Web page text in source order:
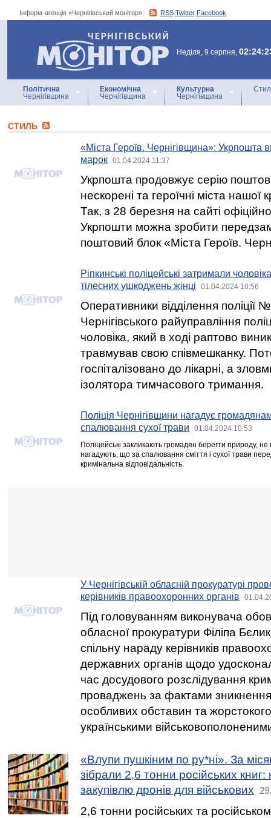
Інформ-агенція «Чернігівський монітор»: RSS Twitter Facebook
Інформ-агенція
«Чернігівський монітор»
Неділя, 9 серпня,
Політична
Чернігівщина
Економічна
Чернігівщина
Культурна
Чернігівщина
СТИЛЬ
«Міста Героїв. Чернігівщина»: Укрпошта
марок
01.04.2024 11:37
Укрпошта продовжує серію
нескорені та героїчні міста нашої
Так, з 28 березня на сайті
Укрпошти можна зробити
поштовий блок «Міста Героїв.
Ріпкинські поліцейські затримали
тілесних ушкоджень жінці
01.04.2024 10:56
Оперативники відділення поліції
Чернігівського райуправління
чоловіка, який в ході раптово
травмував свою співмешканку.
госпіталізовано до лікарні, а
ізолятора тимчасового тримання.
Поліція Чернігівщини нагадує
спалювання сухої трави
01.04.2024 10:53
Поліцейські закликають громадян берегти природу,
нагадують, що за спалювання сміття і сухої трави
кримінальна відповідальність.
У Чернігівській обласній прокуратурі
керівників правоохоронних органів
Під головуванням виконувача
обласної прокуратури Філіпа
спільну нараду керівників
державних органів щодо
час досудового розслідування
проваджень за фактами зникнення
особливих обставин та
українськими
«Влупи пушкіним по ру*ні». За
зібрали 2,6 тонни російських
закупівлю дронів для військових
2,6 тонни російських та